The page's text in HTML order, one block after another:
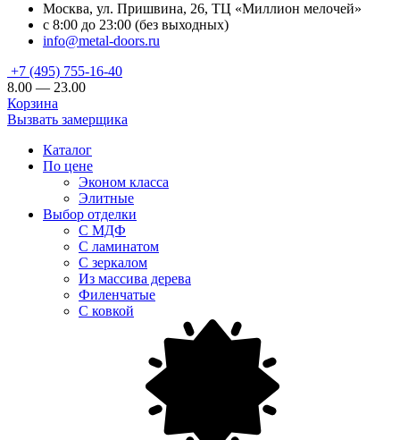
Москва, ул. Пришвина, 26, ТЦ «Миллион мелочей»
с 8:00 до 23:00 (без выходных)
info@metal-doors.ru
+7 (495) 755-16-40
8.00 — 23.00
Корзина
Вызвать замерщика
Каталог
По цене
Эконом класса
Элитные
Выбор отделки
С МДФ
С ламинатом
С зеркалом
Из массива дерева
Филенчатые
С ковкой